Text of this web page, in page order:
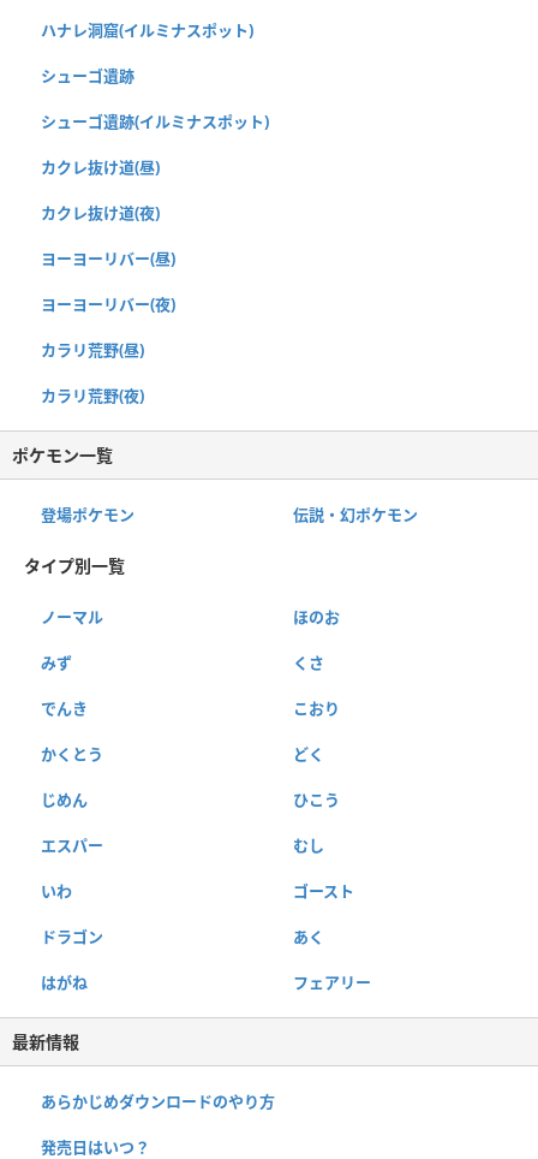
ハナレ洞窟(イルミナスポット)
シューゴ遺跡
シューゴ遺跡(イルミナスポット)
カクレ抜け道(昼)
カクレ抜け道(夜)
ヨーヨーリバー(昼)
ヨーヨーリバー(夜)
カラリ荒野(昼)
カラリ荒野(夜)
ポケモン一覧
登場ポケモン 伝説・幻ポケモン
タイプ別一覧
ノーマル ほのお
みず くさ
でんき こおり
かくとう どく
じめん ひこう
エスパー むし
いわ ゴースト
ドラゴン あく
はがね フェアリー
最新情報
あらかじめダウンロードのやり方
発売日はいつ？